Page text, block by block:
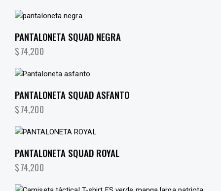
PANTALONETA SQUAD NEGRA
$74,200
PANTALONETA SQUAD ASFANTO
$74,200
PANTALONETA SQUAD ROYAL
$74,200